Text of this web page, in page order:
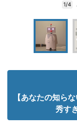
1/4
【あなたの知ら
秀す